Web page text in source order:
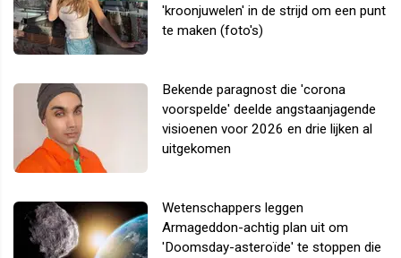
'kroonjuwelen' in de strijd om een punt
te maken (foto's)
Bekende paragnost die 'corona
voorspelde' deelde angstaanjagende
visioenen voor 2026 en drie lijken al
uitgekomen
Wetenschappers leggen
Armageddon-achtig plan uit om
'Doomsday-asteroïde' te stoppen die